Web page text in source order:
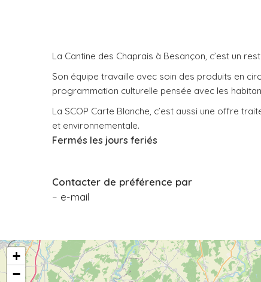
La Cantine des Chaprais à Besançon, c’est un
Son équipe travaille avec soin des produits en
programmation culturelle pensée avec les
La SCOP Carte Blanche, c’est aussi une offre
et environnementale.
Fermés les jours feriés
Contacter de préférence par
– e-mail
+
−